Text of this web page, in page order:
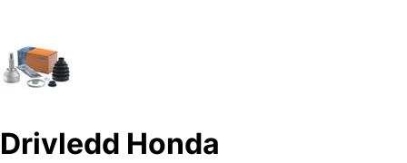
Drivledd Honda